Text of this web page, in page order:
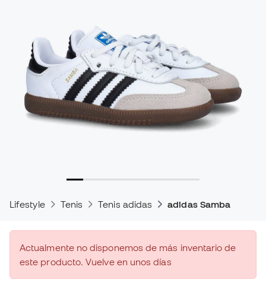
Lifestyle Tenis Tenis adidas adidas Samba
Actualmente no disponemos de más inventario de
este producto. Vuelve en unos días